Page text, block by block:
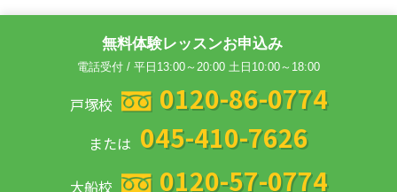
無料体験レッスンお申込み
電話受付 / 平日13:00～20:00 土日10:00～18:00
戸塚校 0120-86-0774
または 045-410-7626
大船校 0120-57-0774